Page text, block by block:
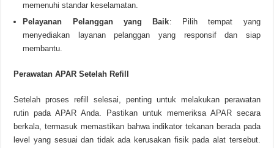
memenuhi standar keselamatan.
Pelayanan Pelanggan yang Baik: Pilih tempat yang
menyediakan layanan pelanggan yang responsif dan siap
membantu.
Perawatan APAR Setelah Refill
Setelah proses refill selesai, penting untuk melakukan perawatan
rutin pada APAR Anda. Pastikan untuk memeriksa APAR secara
berkala, termasuk memastikan bahwa indikator tekanan berada pada
level yang sesuai dan tidak ada kerusakan fisik pada alat tersebut.